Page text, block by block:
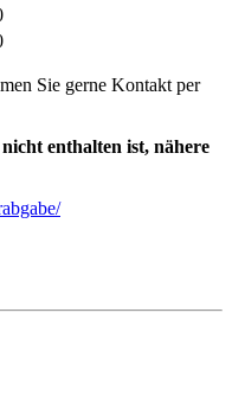
Sie gerne Kontakt per
enthalten ist, nähere